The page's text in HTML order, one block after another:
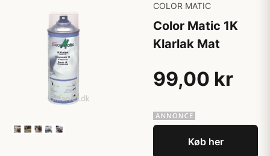
COLOR MATIC
Color Matic 1K
Klarlak Mat
99,00 kr
Køb her